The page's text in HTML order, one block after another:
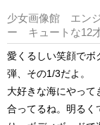
少女画像館 エン
ー キュートな12
愛くるしい笑顔でボ
弾、その1/3だよ。
大好きな海にやっ
合ってるね。明るく